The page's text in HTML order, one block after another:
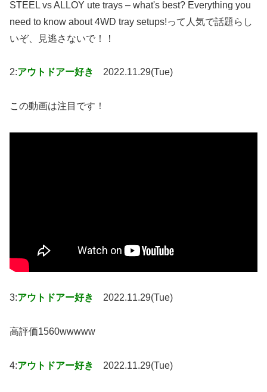
STEEL vs ALLOY ute trays – what's best? Everything you
need to know about 4WD tray setups!って人気で話題らし
いぞ、見逃さないで！！
2:アウトドアー好き 2022.11.29(Tue)
この動画は注目です！
3:アウトドアー好き 2022.11.29(Tue)
高評価1560wwwww
4:アウトドアー好き 2022.11.29(Tue)